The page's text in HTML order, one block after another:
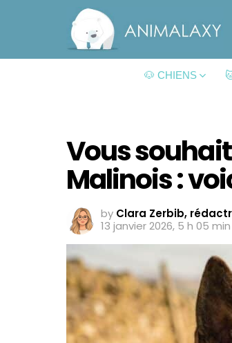
🐶 CHIENS
Vous
Malinois :
by Clara Zerbib,
13 janvier 2026, 5 h 05 min